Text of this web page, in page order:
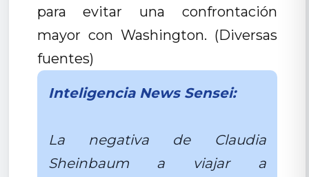
para evitar una confrontación
mayor con Washington. (Diversas
fuentes)
Inteligencia News Sensei:
La negativa de Claudia
Sheinbaum a viajar a